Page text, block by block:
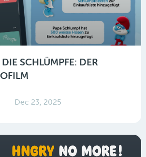
SCHLÜMPFE: DER
Dec 23, 2025